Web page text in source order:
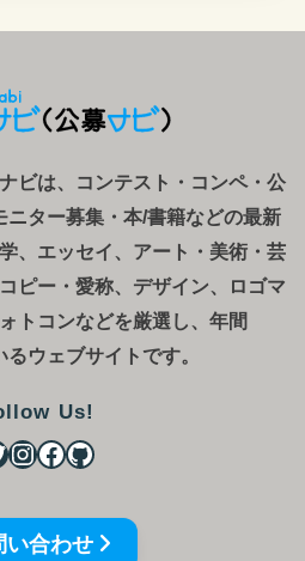
ビは、コンテスト・コンペ・ 公
ニター募集・本/書籍などの最新
、エッセイ、アート・美術・芸
ピー・愛称、デザイン、ロゴマ
トコンなどを厳選し、年間
ウェブサイトです。
Us!
い合わせ